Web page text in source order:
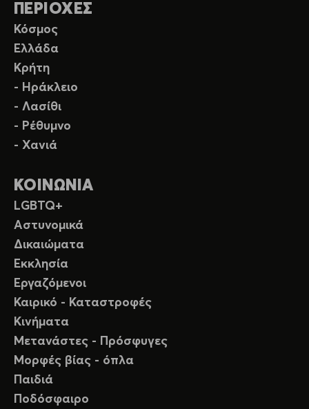
ΠΕΡΙΟΧΕΣ
Κόσμος
Ελλάδα
Κρήτη
- Ηράκλειο
- Λασίθι
- Ρέθυμνο
- Χανιά
ΚΟΙΝΩΝΙΑ
LGBTQ+
Αστυνομικά
Δικαιώματα
Εκκλησία
Εργαζόμενοι
Καιρικό - Καταστροφές
Κινήματα
Μετανάστες - Πρόσφυγες
Μορφές βίας - όπλα
Παιδιά
Ποδόσφαιρο